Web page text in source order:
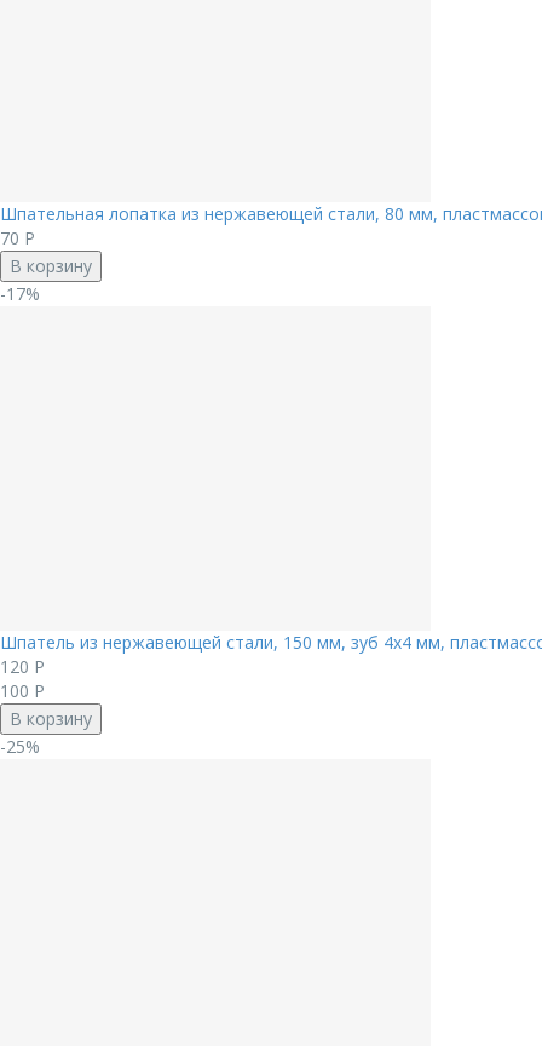
Шпательная лопатка из нержавеющей стали, 80 мм,
70 Р
В корзину
-17%
Шпатель из нержавеющей стали, 150 мм, зуб 4х4 мм,
120 Р
100 Р
В корзину
-25%